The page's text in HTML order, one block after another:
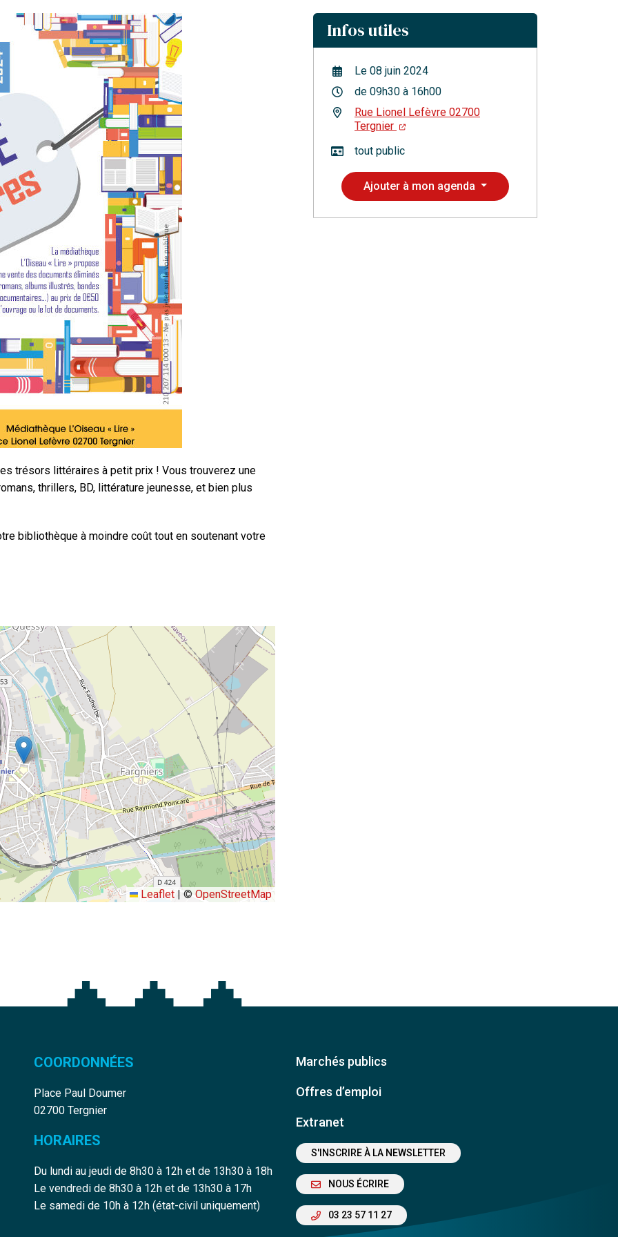
trésors littéraires à petit prix ! Vous trouverez une
thrillers, BD, littérature jeunesse, et bien plus
bibliothèque à moindre coût tout en soutenant votre
Leaflet |© OpenStreetMap
Infos utiles
Le 08 juin 2024
de 09h30 à 16h00
Rue Lionel Lefèvre 02700
Tergnier
tout public
Ajouter à mon agenda
COORDONNÉES
Place Paul Doumer
02700 Tergnier
HORAIRES
Du lundi au jeudi de 8h30 à 12h et de 13h30 à 18h
Le vendredi de 8h30 à 12h et de 13h30 à 17h
Le samedi de 10h à 12h (état-civil uniquement)
Marchés publics
Offres d’emploi
Extranet
S'INSCRIRE À LA NEWSLETTER
NOUS ÉCRIRE
03 23 57 11 27